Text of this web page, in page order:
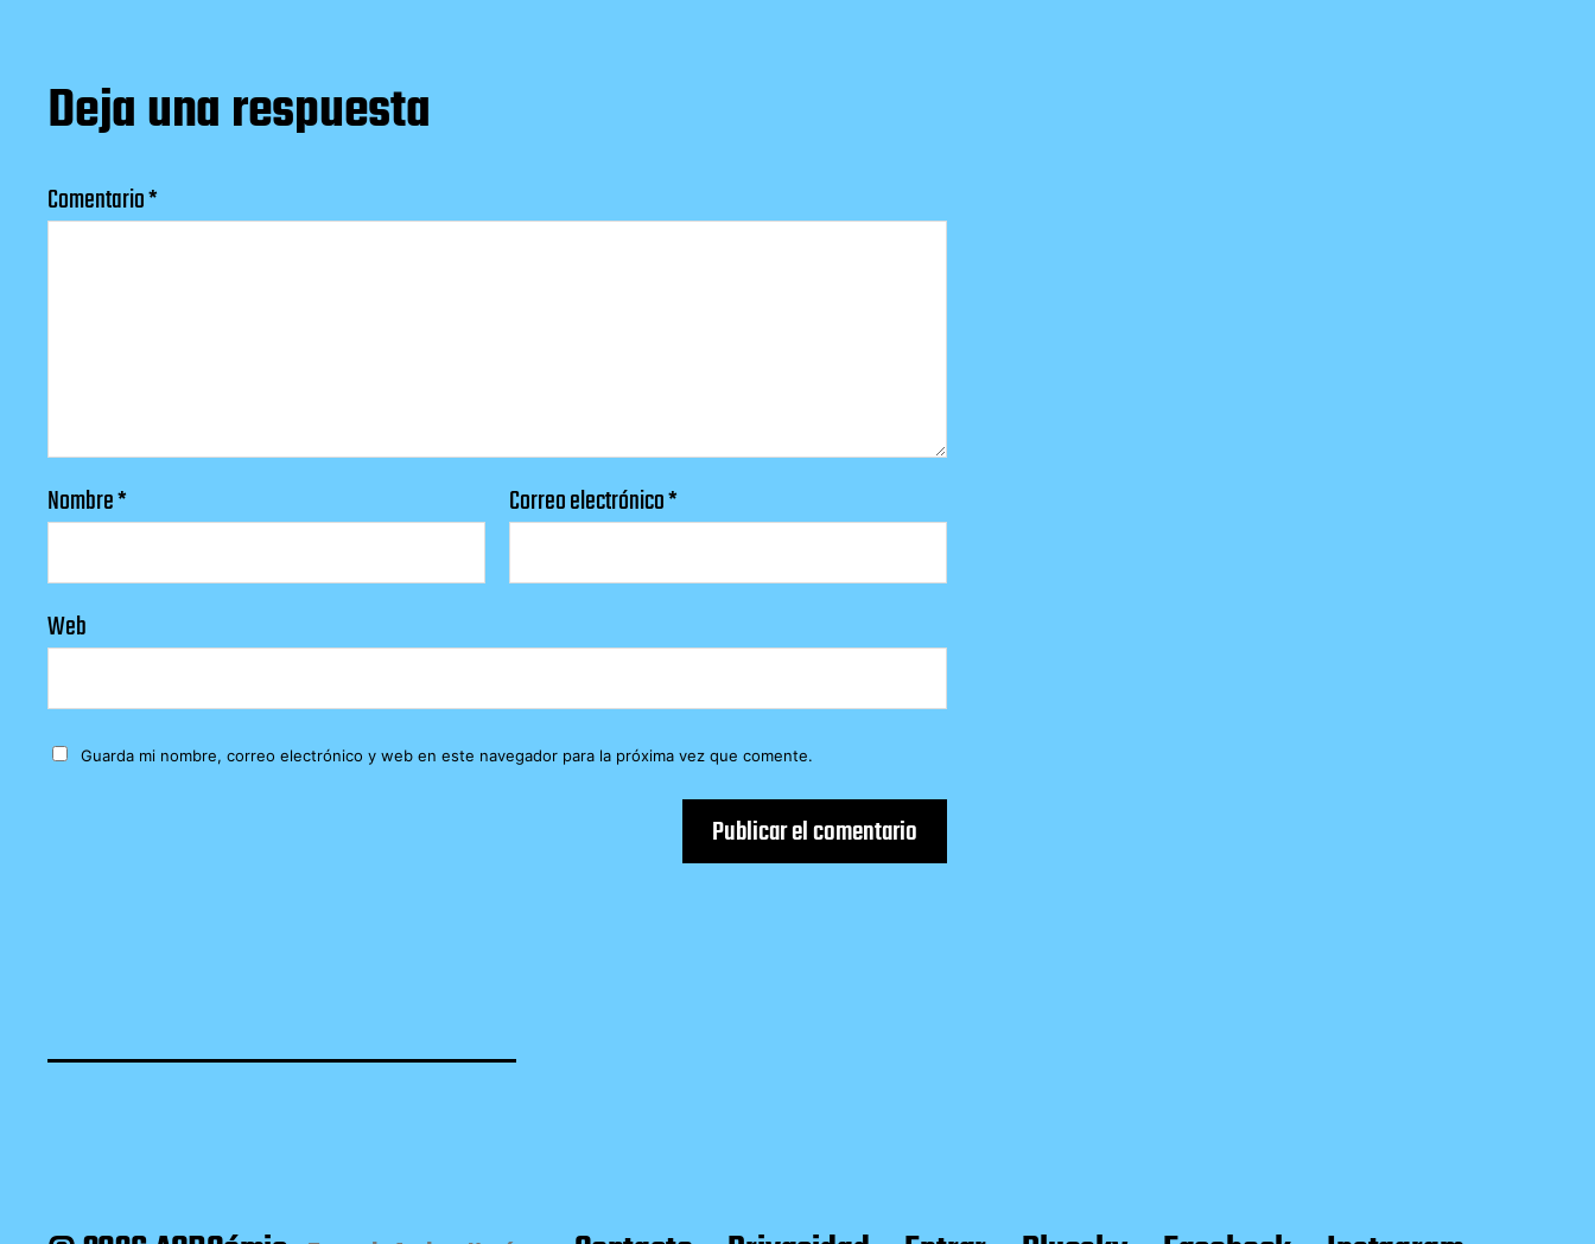
Deja una respuesta
Comentario*
Nombre* Correo electrónico*
Web
Guarda mi nombre, correo electrónico y web en este navegador para la próxima vez que comente.